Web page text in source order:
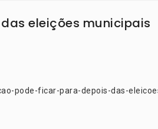
eleições municipais
pode-ficar-para-depois-das-